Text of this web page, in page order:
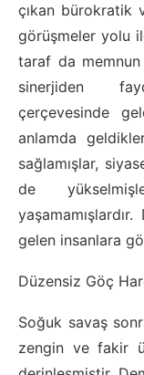
çıkan bürokratik
görüşmeler yolu
taraf da memnun
sinerjiden
çerçevesinde
anlamda
sağlamışlar,
de
gelen insanlara
Düzensiz Göç
Soğuk savaş
zengin ve fakir